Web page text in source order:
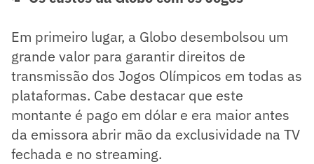
Em primeiro lugar, a Globo desembolsou um
grande valor para garantir direitos de
transmissão dos Jogos Olímpicos em todas as
plataformas. Cabe destacar que este
montante é pago em dólar e era maior antes
da emissora abrir mão da exclusividade na TV
fechada e no streaming.